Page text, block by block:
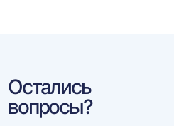
Остались
вопросы?